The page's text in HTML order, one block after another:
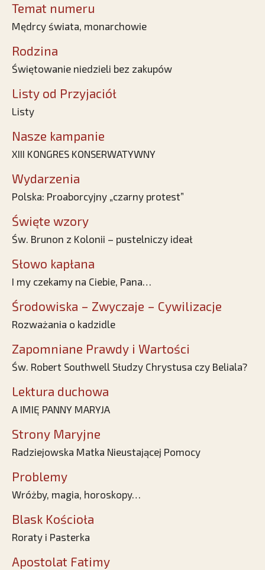
Temat numeru
Mędrcy świata, monarchowie
Rodzina
Świętowanie niedzieli bez zakupów
Listy od Przyjaciół
Listy
Nasze kampanie
XIII KONGRES KONSERWATYWNY
Wydarzenia
Polska: Proaborcyjny „czarny protest”
Święte wzory
Św. Brunon z Kolonii – pustelniczy ideał
Słowo kapłana
I my czekamy na Ciebie, Pana…
Środowiska – Zwyczaje – Cywilizacje
Rozważania o kadzidle
Zapomniane Prawdy i Wartości
Św. Robert Southwell Słudzy Chrystusa czy Beliala?
Lektura duchowa
A IMIĘ PANNY MARYJA
Strony Maryjne
Radziejowska Matka Nieustającej Pomocy
Problemy
Wróżby, magia, horoskopy…
Blask Kościoła
Roraty i Pasterka
Apostolat Fatimy